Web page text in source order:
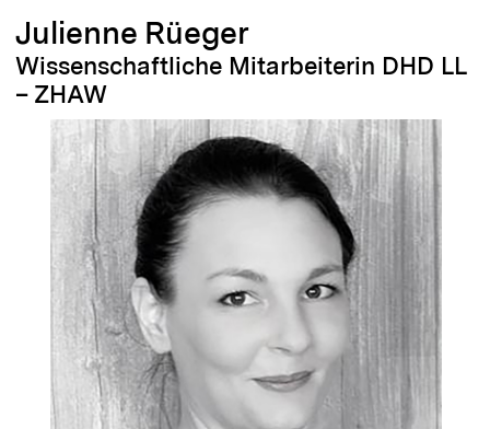
Julienne Rüeger
Wissenschaftliche Mitarbeiterin DHD LL
– ZHAW